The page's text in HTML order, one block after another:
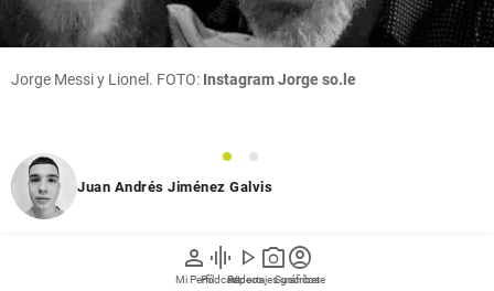
person
Mi Perfil
graphic_eq
Pódcast
play_arrow
Videos
photo_camera
Reportajes gráficos
account_circle
Suscríbete
Jorge Messi y Lionel. FOTO: Instagram Jorge so.le
1
2
Juan Andrés Jiménez Galvis